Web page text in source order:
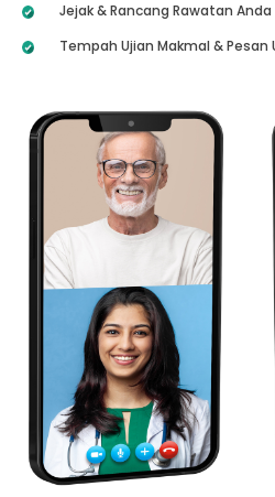
Jejak & Rancang Rawatan Anda
Tempah Ujian Makmal &